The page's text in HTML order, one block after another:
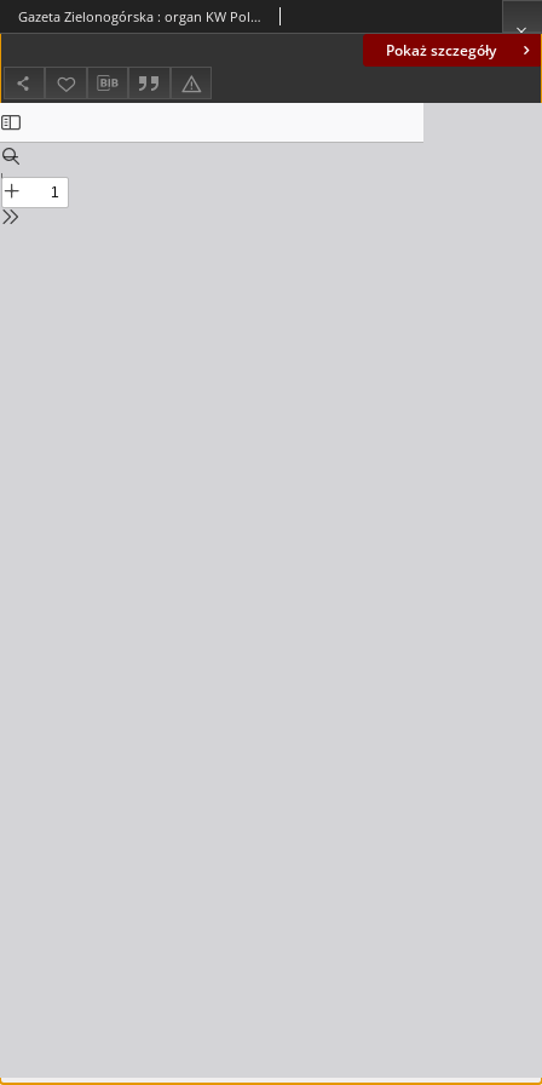
Pokaż szczegóły
Gazeta Zielonogórska : organ KW Polskiej Zjednoczonej Partii Robotniczej R. IX Nr 70 (23 marca 1960). - Wyd. A